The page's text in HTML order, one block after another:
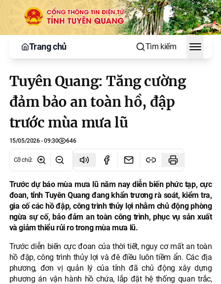
Trang chủ Tìm kiếm
Toggle
Tuyên Quang: Tăng cường
đảm bảo an toàn hồ, đập
trước mùa mưa lũ
15/05/2026 - 09:30 646
Cỡ chữ:
Trước dự báo mùa mưa lũ năm nay diễn biến phức tạp, cực
đoan, tỉnh Tuyên Quang đang khẩn trương rà soát, kiểm tra,
gia cố các hồ đập, công trình thủy lợi nhằm chủ động phòng
ngừa sự cố, bảo đảm an toàn công trình, phục vụ sản xuất
và giảm thiểu rủi ro trong mùa mưa lũ.
Trước diễn biến cực đoan của thời tiết, nguy cơ mất an toàn
hồ đập, công trình thủy lợi và đê điều luôn tiềm ẩn. Các địa
phương, đơn vị quản lý của tỉnh đã chủ động xây dựng
phương án vận hành hồ chứa, lắp đặt hệ thống quan trắc,